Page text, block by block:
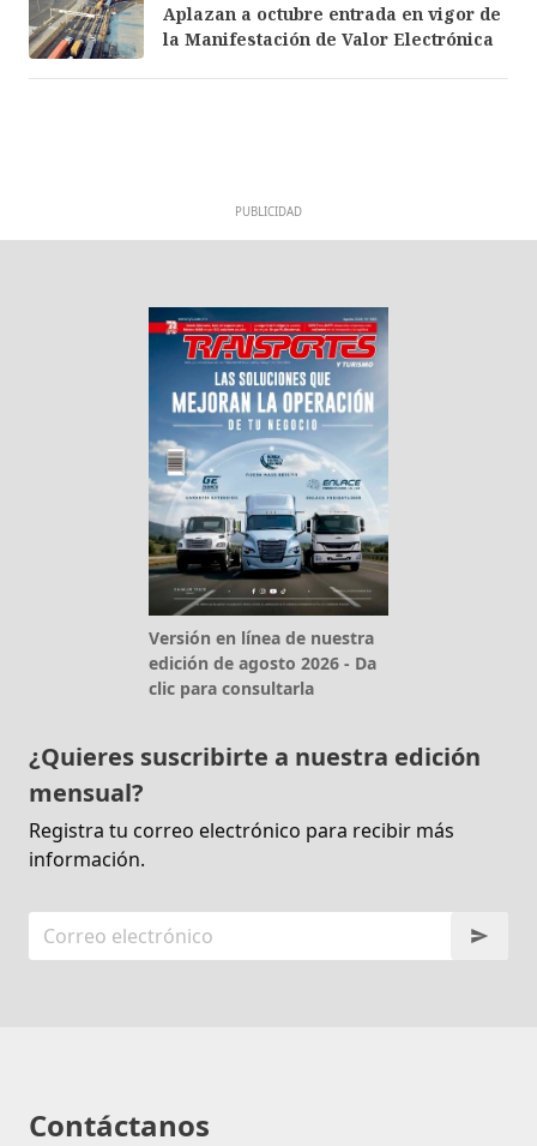
Aplazan a octubre entrada en vigor de
la Manifestación de Valor Electrónica
PUBLICIDAD
Versión en línea de nuestra
edición de agosto 2026 - Da
clic para consultarla
¿Quieres suscribirte a nuestra edición
mensual?
Registra tu correo electrónico para recibir más
información.
Contáctanos